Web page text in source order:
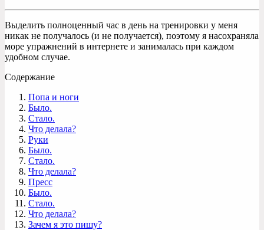
Выделить полноценный час в день на тренировки у меня
никак не получалось (и не получается), поэтому я насохраняла
море упражнений в интернете и занималась при каждом
удобном случае.
Содержание
Попа и ноги
Было.
Стало.
Что делала?
Руки
Было.
Стало.
Что делала?
Пресс
Было.
Стало.
Что делала?
Зачем я это пишу?